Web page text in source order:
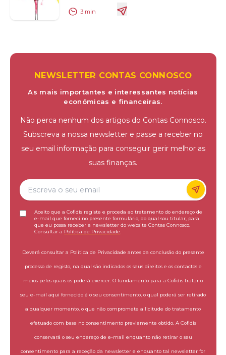
3 min
NEWSLETTER CONTAS CONNOSCO
As mais importantes e interessantes notícias
económicas e financeiras.
Não perca nenhum dos artigos do Contas Connosco.
Subscreva a nossa newsletter e passe a receber no
seu email informação para conseguir gerir melhor as
suas finanças.
Aceito que a Cofidis registe e proceda ao tratamento do endereço de
e-mail que forneci no presente formulário, do qual sou titular, para
que eu possa receber a newsletter do website Contas Connosco.
Consultar a Política de Privacidade
Deverá consultar a Política de Privacidade antes da conclusão do presente
processo de registo, na qual são indicados os seus direitos e os contactos e
meios pelos quais os poderá exercer. O fundamento para a Cofidis tratar o
seu e-mail aqui fornecido é o seu consentimento, o qual poderá ser retirado
a qualquer momento, o que não compromete a licitude do tratamento
efetuado com base no consentimento previamente obtido. A Cofidis
conservará o seu endereço de e-mail enquanto não retirar o seu
consentimento para a receção da newsletter e enquanto tal newsletter for